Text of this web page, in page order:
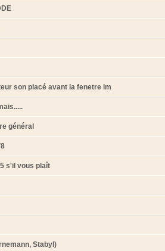
son placé avant la fenetre im
général
s'il vous plaît
Stabyl)